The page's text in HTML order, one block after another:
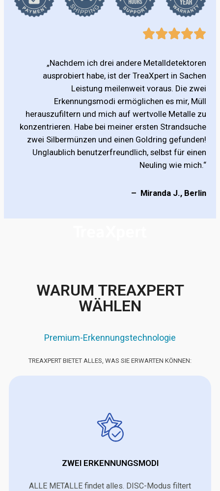
„Nachdem ich drei andere Metalldetektoren
ausprobiert habe, ist der TreaXpert in Sachen
Leistung meilenweit voraus. Die zwei
Erkennungsmodi ermöglichen es mir, Müll
herauszufiltern und mich auf wertvolle Metalle zu
konzentrieren. Habe bei meiner ersten Strandsuche
zwei Silbermünzen und einen Goldring gefunden!
Unglaublich benutzerfreundlich, selbst für einen
Neuling wie mich.“
– Miranda J., Berlin
WARUM TREAXPERT
WÄHLEN
Premium-Erkennungstechnologie
TREAXPERT BIETET ALLES, WAS SIE ERWARTEN KÖNNEN:
ZWEI ERKENNUNGSMODI
ALLE METALLE findet alles. DISC-Modus filtert